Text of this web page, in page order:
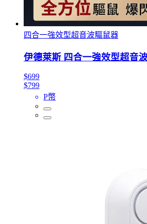
四合一強效型超音波驅鼠器
伊德萊斯 四合一強效型超音
$699
$799
P幣